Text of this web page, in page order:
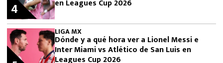
en Leagues Cup 2026
4
LIGA MX
Dónde y a qué hora ver a Lionel Messi e
Inter Miami vs Atlético de San Luis en
Leagues Cup 2026